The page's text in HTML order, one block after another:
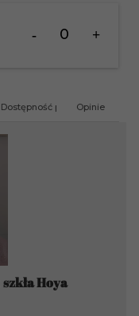
dla
Dostępność produktu
Opinie
szkła Hoya